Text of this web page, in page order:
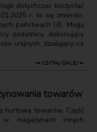
dotychczas korzystać
r. to się zmieniło.
państwach UE. Mogą
podatnicy, dokonujący
unijnych, działający na
⇒ CZYTAJ DALEJ ⇐
towarów
hurtową towarów. Część
magazynach innych